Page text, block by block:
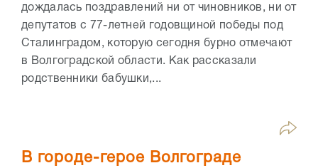
дождалась поздравлений ни от чиновников, ни от
депутатов с 77-летней годовщиной победы под
Сталинградом, которую сегодня бурно отмечают
в Волгоградской области. Как рассказали
родственники бабушки,...
В городе-герое Волгограде